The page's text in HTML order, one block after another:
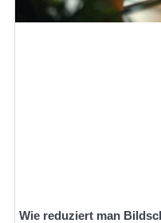
Wie reduziert man